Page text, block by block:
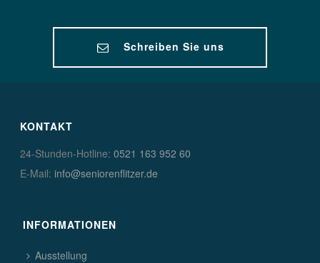
Schreiben Sie uns
KONTAKT
24-Stunden-Hotline:0521 163 952 60
E-Mail:info@seniorenflitzer.de
INFORMATIONEN
Ausstellung